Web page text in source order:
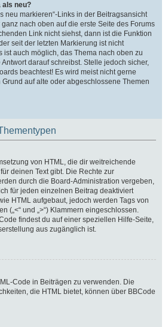
als neu?
neu markieren“-Links in der Beitragsansicht
nach oben auf die erste Seite des Forums
Link nicht siehst, dann ist die Funktion
seit der letzten Markierung ist nicht
ist auch möglich, das Thema nach oben zu
darauf schreibst. Stelle jedoch sicher,
beachtest! Es wird meist nicht gerne
auf alte oder abgeschlossene Themen
von HTML, die dir weitreichende
deinen Text gibt. Die Rechte zur
durch die Board-Administration vergeben,
für jeden einzelnen Beitrag deaktiviert
HTML aufgebaut, jedoch werden Tags von
(„<“ und „>“) Klammern eingeschlossen.
findest du auf einer speziellen Hilfe-Seite,
aus zugänglich ist.
Code in Beiträgen zu verwenden. Die
die HTML bietet, können über BBCode